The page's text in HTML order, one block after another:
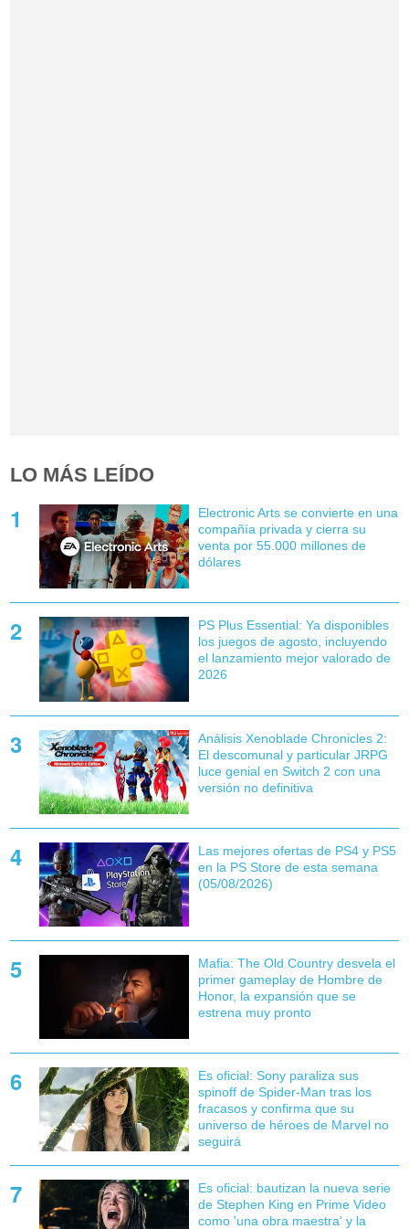
LO MÁS LEÍDO
Electronic Arts se convierte en una
compañía privada y cierra su
venta por 55.000 millones de
dólares
PS Plus Essential: Ya disponibles
los juegos de agosto, incluyendo
el lanzamiento mejor valorado de
2026
Análisis Xenoblade Chronicles 2:
El descomunal y particular JRPG
luce genial en Switch 2 con una
versión no definitiva
Las mejores ofertas de PS4 y PS5
en la PS Store de esta semana
(05/08/2026)
Mafia: The Old Country desvela el
primer gameplay de Hombre de
Honor, la expansión que se
estrena muy pronto
Es oficial: Sony paraliza sus
spinoff de Spider-Man tras los
fracasos y confirma que su
universo de héroes de Marvel no
seguirá
Es oficial: bautizan la nueva serie
de Stephen King en Prime Video
como 'una obra maestra' y la